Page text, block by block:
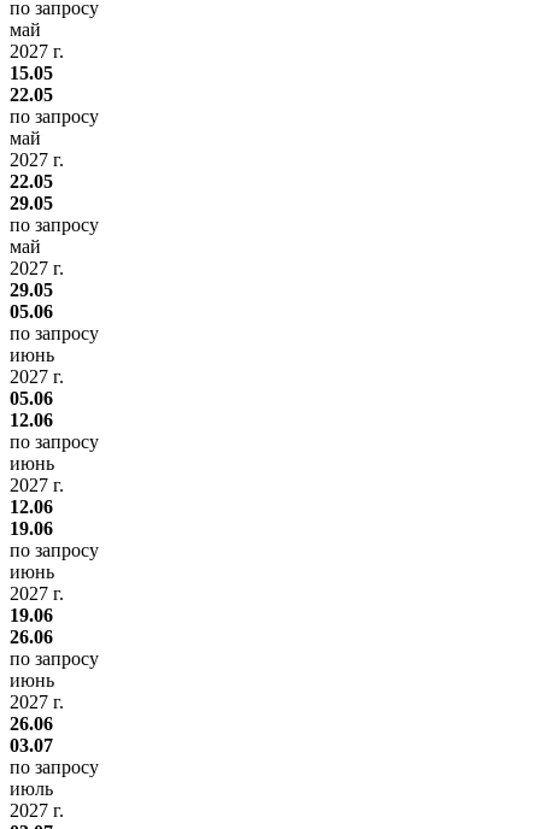
по запросу
май
2027 г.
15.05
22.05
по запросу
май
2027 г.
22.05
29.05
по запросу
май
2027 г.
29.05
05.06
по запросу
июнь
2027 г.
05.06
12.06
по запросу
июнь
2027 г.
12.06
19.06
по запросу
июнь
2027 г.
19.06
26.06
по запросу
июнь
2027 г.
26.06
03.07
по запросу
июль
2027 г.